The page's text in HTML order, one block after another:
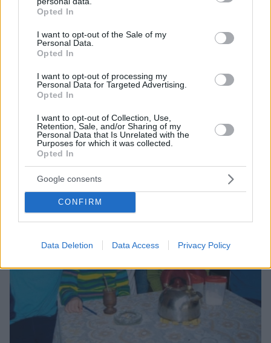
grant or deny consent to Google and its third-party tags to
use your data for below specified purposes in below Google
consent section.
Opted In
I want to opt-out of the Sale of my
Personal Data.
Opted In
I want to opt-out of processing my
Personal Data for Targeted Advertising.
Opted In
I want to opt-out of Collection, Use,
Retention, Sale, and/or Sharing of my
Personal Data that Is Unrelated with the
Purposes for which it was collected.
Opted In
Google consents
CONFIRM
Data Deletion Data Access Privacy Policy
μπατσαριά, και άλλες που λατρεύουμε
ΔΕΙΤΕ ΟΛΕΣ ΤΙΣ ΕΙΔΗΣΕΙΣ
ΤΑ ΠΙΟ ΔΗΜΟΦΙΛΗ